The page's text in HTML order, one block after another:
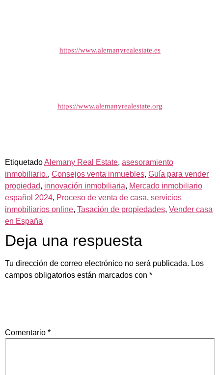
https://www.alemanyrealestate.es
https://www.alemanyrealestate.org
EtiquetadoAlemany Real Estate, asesoramiento
inmobiliario., Consejos venta inmuebles, Guía para vender
propiedad, innovación inmobiliaria, Mercado inmobiliario
español 2024, Proceso de venta de casa, servicios
inmobiliarios online, Tasación de propiedades, Vender casa
en España
Deja una respuesta
Tu dirección de correo electrónico no será publicada. Los
campos obligatorios están marcados con *
Comentario *